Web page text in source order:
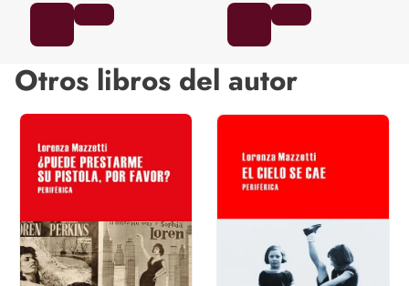
Otros libros del autor